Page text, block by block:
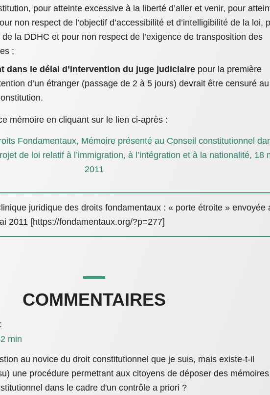
pour atteinte excessive à la liberté d’aller et venir, pour
non respect de l’objectif d’accessibilité et d’intelligibilité de la loi,
de la DDHC et pour non respect de l’exigence de transposition des
;
dans le délai d’intervention du juge judiciairepour la première
d’un étranger (passage de 2 à 5 jours) devrait être censuré
mémoire en cliquant sur le lien ci-après :
Fondamentaux, Mémoire présenté au Conseil constitutionnel
de loi relatif à l’immigration, à l’intégration et à la nationalité, 18
2011
juridique des droits fondamentaux : « porte étroite » envoyée
2011 [https://fondamentaux.org/?p=277]
COMMENTAIRES
min
au novice du droit constitutionnel que je suis, mais existe-t-il
une procédure permettant aux citoyens de déposer des mémoires
dans le cadre d'un contrôle a priori ?